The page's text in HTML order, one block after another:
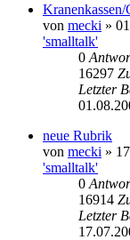
von mecki »
'smalltalk'
0
16297
Letzter
neue Rubrik
von mecki »
'smalltalk'
0
16914
Letzter